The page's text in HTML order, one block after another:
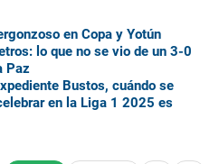
en Copa y Yotún
lo que no se vio de un 3-0
Paz
Bustos, cuándo se
en la Liga 1 2025 es